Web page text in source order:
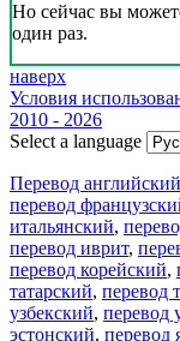
Но сейчас вы
один раз.
наверх
Условия
2010 - 2026
Select a language
Перевод английский
перевод
итальянский,
перевод иврит,
перевод корейский,
татарский, перевод
узбекский, перевод
эстонский, перевод